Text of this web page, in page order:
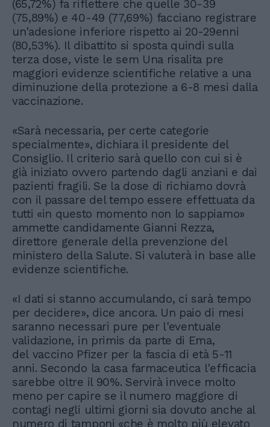
(65,72%) fa riflettere che quelle 30-39
(75,89%) e 40-49 (77,69%) facciano registrare
un'adesione inferiore rispetto ai 20-29enni
(80,53%). Il dibattito si sposta quindi sulla
terza dose, viste le sem Una risalita pre
maggiori evidenze scientifiche relative a una
diminuzione della protezione a 6-8 mesi dalla
vaccinazione.
«Sarà necessaria, per certe categorie
specialmente», dichiara il presidente del
Consiglio. Il criterio sarà quello con cui si è
già iniziato ovvero partendo dagli anziani e dai
pazienti fragili. Se la dose di richiamo dovrà
con il passare del tempo essere effettuata da
tutti «in questo momento non lo sappiamo»
ammette candidamente Gianni Rezza,
direttore generale della prevenzione del
ministero della Salute. Si valuterà in base alle
evidenze scientifiche.
«I dati si stanno accumulando, ci sarà tempo
per decidere», dice ancora. Un paio di mesi
saranno necessari pure per l'eventuale
validazione, in primis da parte di Ema,
del vaccino Pfizer per la fascia di età 5-11
anni. Secondo la casa farmaceutica l'efficacia
sarebbe oltre il 90%. Servirà invece molto
meno per capire se il numero maggiore di
contagi negli ultimi giorni sia dovuto anche al
numero di tamponi «che è molto più elevato